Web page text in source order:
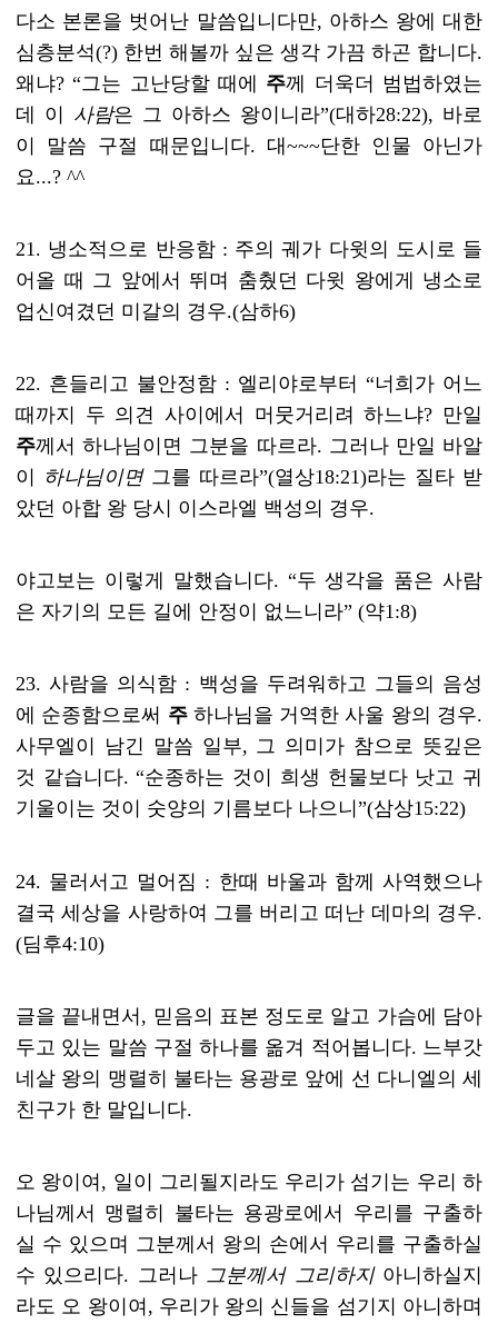
다소 본론을 벗어난 말씀입니다만, 아하스 왕에 대한
심층분석(?) 한번 해볼까 싶은 생각 가끔 하곤 합니다.
왜냐? “그는 고난당할 때에 주께 더욱더 범법하였는
데 이 사람은 그 아하스 왕이니라”(대하28:22), 바로
이 말씀 구절 때문입니다. 대 ~~~단한 인물 아닌가
요...? ^^
21. 냉소적으로 반응함 : 주의 궤가 다윗의 도시로 들
어올 때 그 앞에서 뛰며 춤췄던 다윗 왕에게 냉소로
업신여겼던 미갈의 경우.(삼하6)
22. 흔들리고 불안정함 : 엘리 야로부터 “너희가 어느
때까지 두 의견 사이에서 머뭇거리려 하느냐? 만일
주께서 하나님이면 그분을 따르라. 그러나 만일 바알
이
하나님이면 그를 따르라”(열상18:21)라는 질타 받
았던 아합 왕 당시 이스라엘 백성의 경우.
야고보는 이렇게 말했습니다. “두 생각을 품은 사람
은 자기의 모든 길에 안정이 없느니라” (약1:8)
23.사람을 의식함 : 백성을 두려워하고 그들의 음성
에 순종함으로써 주 하나님을 거역한 사울 왕의 경우.
사무엘이 남긴 말씀 일부, 그 의미가 참으로 뜻깊은
것 같습니다. “순종하는 것이 희생 헌물보다 낫고 귀
기울이는 것이 숫양의 기름보다 나으니 ”(삼상15:22)
24. 물러서고 멀어짐 : 한때 바울과 함께 사역했으나
결국 세상을 사랑하여 그를 버리고 떠난 데마의 경우.
(딤후4:10)
글을 끝내면서 , 믿음의 표본 정도로 알고 가슴에 담아
두고 있는 말씀 구절 하나를 옮겨 적어봅니다. 느부갓
네살 왕의 맹렬히 불타는 용광로 앞에 선 다니엘의 세
친구가 한 말입니다.
오 왕이여 , 일이 그리될지라도 우리가 섬기는 우리 하
나님께서 맹렬히 불타는 용광로에서 우리를 구출하
실 수 있으며 그분께서 왕의 손에서 우리를 구출하실
수 있으리다. 그러나 그분께서 그리하지 아니하실지
라도 오 왕이여 , 우리가 왕의 신들을 섬기지 아니하며